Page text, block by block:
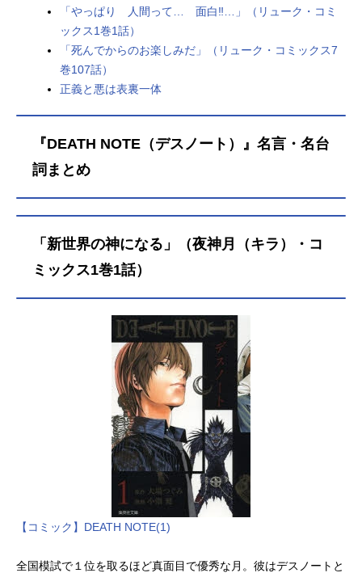
「やっぱり 人間って… 面白‼︎…」（リューク・コミ
ックス1巻1話）
「死んでからのお楽しみだ」（リューク・コミックス7
巻107話）
正義と悪は表裏一体
『DEATH NOTE（デスノート）』名言・名台
詞まとめ
「新世界の神になる」（夜神月（キラ）・コ
ミックス1巻1話）
【コミック】DEATH NOTE(1)
全国模試で１位を取るほど真面目で優秀な月。彼はデスノートと